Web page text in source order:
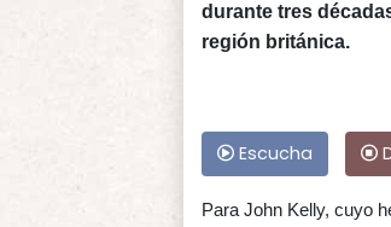
durante tres
región británica.
Escucha
Para John Kelly, cuyo